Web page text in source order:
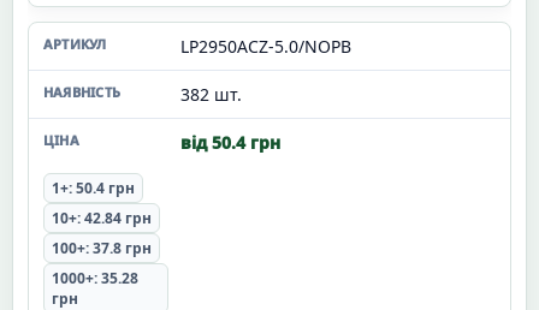
LP2950ACZ-5.0/NOPB
382 шт.
від 50.4 грн
1+: 50.4 грн
10+: 42.84 грн
100+: 37.8 грн
1000+: 35.28
грн